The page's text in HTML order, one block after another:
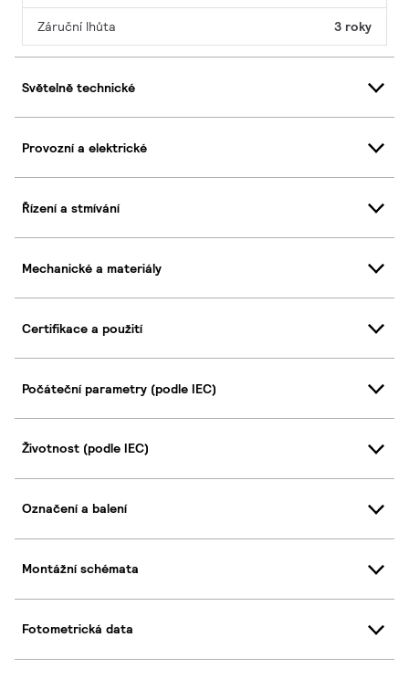
Záruční lhůta 3 roky
Světelně technické
Provozní a elektrické
Řízení a stmívání
Mechanické a materiály
Certifikace a použití
Počáteční parametry (podle IEC)
Životnost (podle IEC)
Označení a balení
Montážní schémata
Fotometrická data